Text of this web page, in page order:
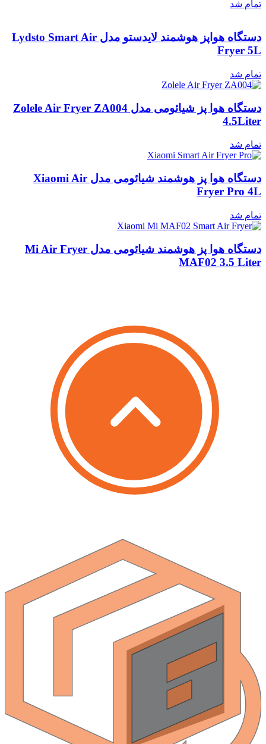
تمام شد
دستگاه هواپز هوشمند لایدستو مدل Lydsto Smart Air
Fryer 5L
تمام شد
دستگاه هوا پز شیائومی مدل Zolele Air Fryer ZA004
4.5Liter
تمام شد
دستگاه هوا پز هوشمند شیائومی مدل Xiaomi Air
Fryer Pro 4L
تمام شد
دستگاه هوا پز هوشمند شیائومی مدل Mi Air Fryer
MAF02 3.5 Liter